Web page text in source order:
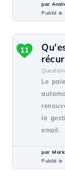
par
Publié le
Le
la
email.
11
par
Publié le